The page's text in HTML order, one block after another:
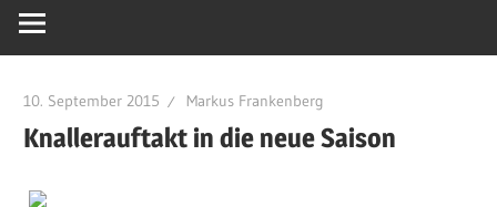
10. September 2015 Markus Frankenberg
Knallerauftakt in die neue Saison